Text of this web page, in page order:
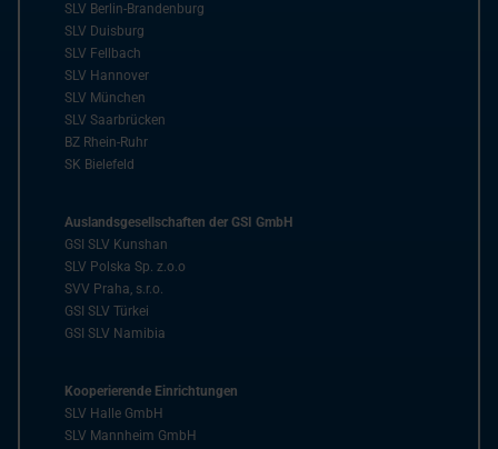
SLV Berlin-Brandenburg
SLV Duisburg
SLV Fellbach
SLV Hannover
SLV München
SLV Saarbrücken
BZ Rhein-Ruhr
SK Bielefeld
Auslandsgesellschaften der GSI GmbH
GSI SLV Kunshan
SLV Polska Sp. z.o.o
SVV Praha, s.r.o.
GSI SLV Türkei
GSI SLV Namibia
Kooperierende Einrichtungen
SLV Halle GmbH
SLV Mannheim GmbH